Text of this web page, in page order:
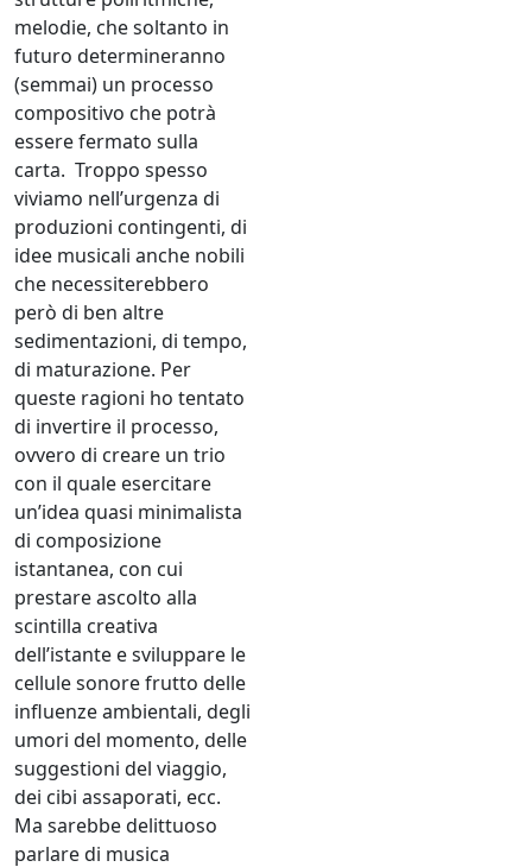
melodie, che soltanto in
futuro determineranno
(semmai) un processo
compositivo che potrà
essere fermato sulla
carta. Troppo spesso
viviamo nell’urgenza di
produzioni contingenti, di
idee musicali anche nobili
che necessiterebbero
però di ben altre
sedimentazioni, di tempo,
di maturazione. Per
queste ragioni ho tentato
di invertire il processo,
ovvero di creare un trio
con il quale esercitare
un’idea quasi minimalista
di composizione
istantanea, con cui
prestare ascolto alla
scintilla creativa
dell’istante e sviluppare le
cellule sonore frutto delle
influenze ambientali, degli
umori del momento, delle
suggestioni del viaggio,
dei cibi assaporati, ecc.
Ma sarebbe delittuoso
parlare di musica